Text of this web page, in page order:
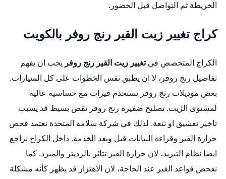
الخريطة ثم التواصل قبل الحضور.
كراج تغيير زيت القير رنج روفر بالكويت
الكراج المتخصص فيتغيير زيت القير رنج روفر يجب ان يفهم
تفاصيل رنج روفر، لا ان يطبق نفس الخطوات على كل السيارات.
بعض موديلات رنج روفر تستخدم قيرات مع حساسية عالية
لمستوى الزيت. تصليح ضفيره رنج روفر نقص بسيط قد يسبب
تاخير تعشيق او نتعة. لذلك في شركة سلامة المتحدة نعتمد فحص
حرارة القير وقراءة البيانات قبل وبعد الخدمة. داخل الكراج نراجع
ايضا نظام التبريد، لان حرارة القير تتاثر بالرديتر والمبرد. كما
نفحص قواعد القير عند الحاجة، لان الاهتزاز قد يظهر كأنه مشكلة